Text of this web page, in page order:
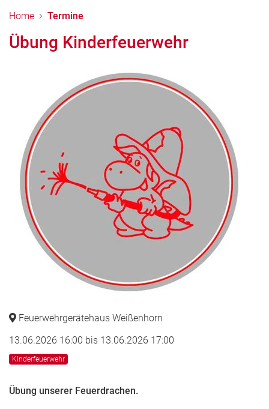
Home Termine
Übung Kinderfeuerwehr
Feuerwehrgerätehaus Weißenhorn
13.06.2026 16:00 bis 13.06.2026 17:00
Kinderfeuerwehr
Übung unserer Feuerdrachen.